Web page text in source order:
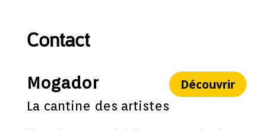
Contact
Mogador
La cantine des artistes
Découvrir